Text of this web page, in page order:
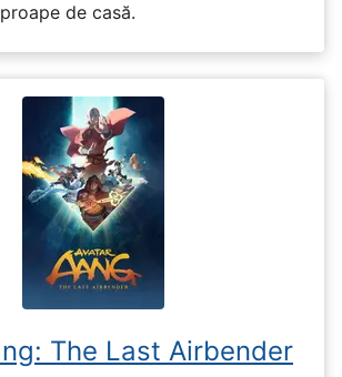
de casă.
The Last Airbender